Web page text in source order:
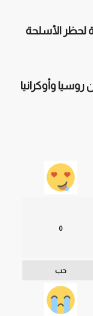
لحظر الأسلحة
وأوكرانيا
0
حب